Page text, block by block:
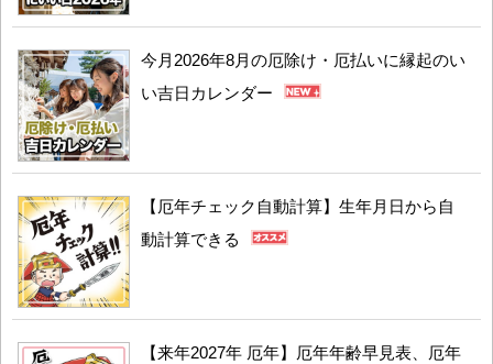
今月2026年8月の厄除け・厄払いに縁起のい
い吉日カレンダー
【厄年チェック自動計算】生年月日から自
動計算できる
【来年2027年 厄年】厄年年齢早見表、厄年